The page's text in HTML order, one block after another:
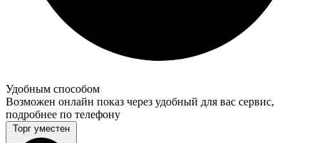
Удобным способом
Возможен онлайн показ через удобный для вас сервис,
подробнее по телефону
Торг уместен